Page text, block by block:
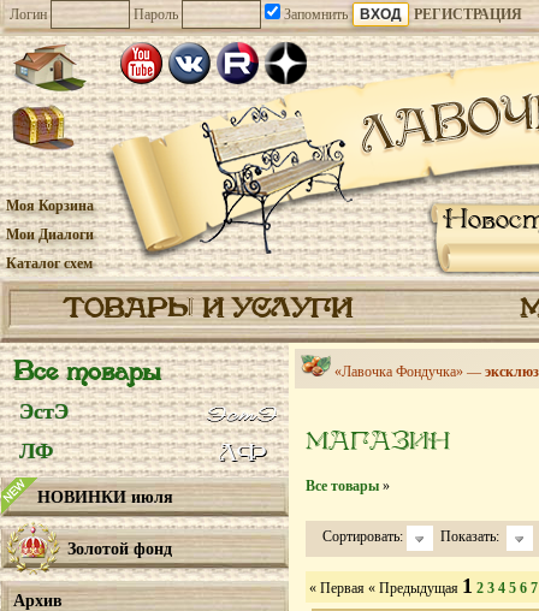
Логин Пароль Запомнить РЕГИСТРАЦИЯ
Моя Корзина
Мои Диалоги
Каталог схем
ТОВАРЫ И УСЛУГИ
Все товары
ЭстЭ
ЛФ
НОВИНКИ июля
Золотой фонд
Архив
«Лавочка Фондучка» —
МАГАЗИН
Все товары »
Сортировать: Показать:
« Первая « Предыдущая 1 2 3 4 5 6 7